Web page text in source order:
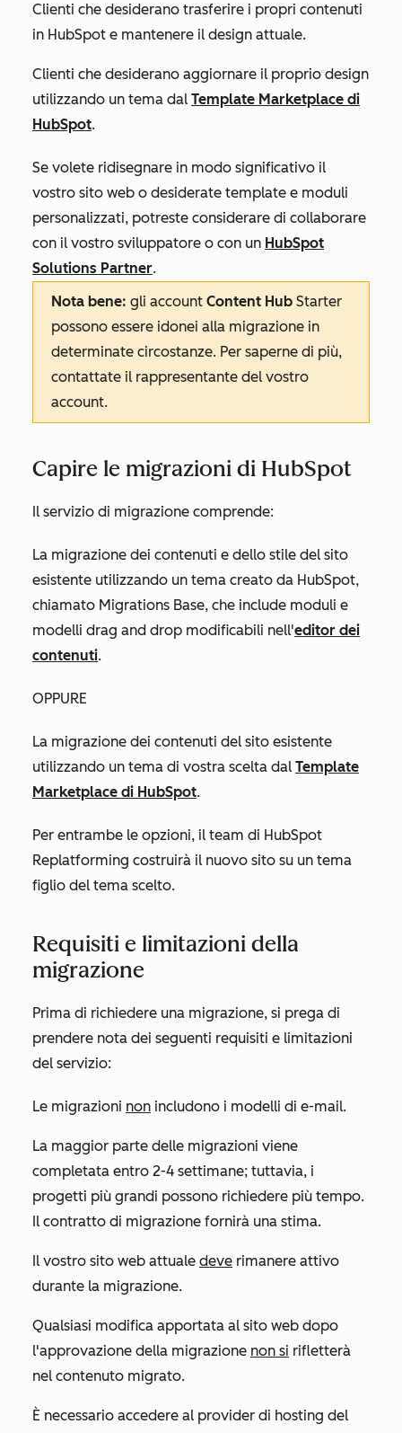
Clienti che desiderano trasferire i propri contenuti
in HubSpot e mantenere il design attuale.
Clienti che desiderano aggiornare il proprio design
utilizzando un tema dal Template Marketplace di
HubSpot.
Se volete ridisegnare in modo significativo il
vostro sito web o desiderate template e moduli
personalizzati, potreste considerare di collaborare
con il vostro sviluppatore o con un HubSpot
Solutions Partner.
Nota bene: gli account Content Hub Starter
possono essere idonei alla migrazione in
determinate circostanze. Per saperne di più,
contattate il rappresentante del vostro
account.
Capire le migrazioni di HubSpot
Il servizio di migrazione comprende:
La migrazione dei contenuti e dello stile del sito
esistente utilizzando un tema creato da HubSpot,
chiamato Migrations Base, che include moduli e
modelli drag and drop modificabili nell'editor dei
contenuti.
OPPURE
La migrazione dei contenuti del sito esistente
utilizzando un tema di vostra scelta dal Template
Marketplace di HubSpot.
Per entrambe le opzioni, il team di HubSpot
Replatforming costruirà il nuovo sito su un tema
figlio del tema scelto.
Requisiti e limitazioni della
migrazione
Prima di richiedere una migrazione, si prega di
prendere nota dei seguenti requisiti e limitazioni
del servizio:
Le migrazioni non includono i modelli di e-mail.
La maggior parte delle migrazioni viene
completata entro 2-4 settimane; tuttavia, i
progetti più grandi possono richiedere più tempo.
Il contratto di migrazione fornirà una stima.
Il vostro sito web attuale deve rimanere attivo
durante la migrazione.
Qualsiasi modifica apportata al sito web dopo
l'approvazione della migrazione non si rifletterà
nel contenuto migrato.
È necessario accedere al provider di hosting del